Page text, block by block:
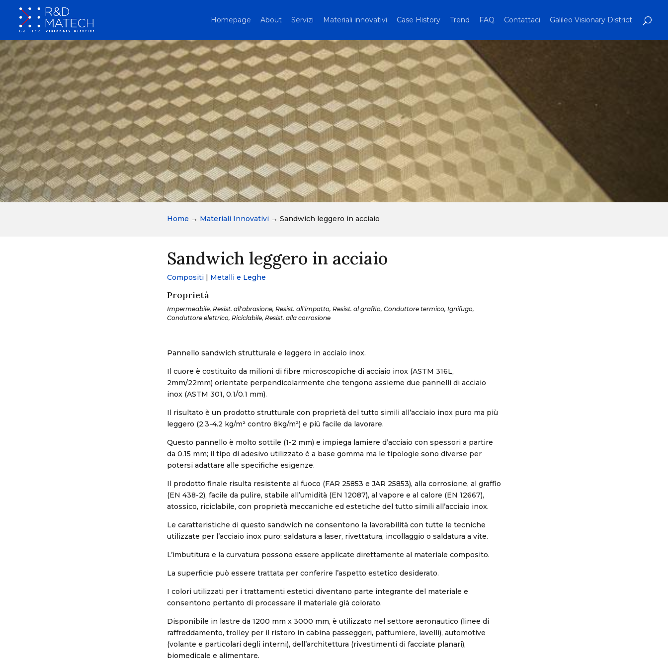
Homepage About Servizi Materiali innovativi Case History Trend FAQ Contattaci Galileo Visionary District
Home → Materiali Innovativi → Sandwich leggero in acciaio
Sandwich leggero in acciaio
Compositi | Metalli e Leghe
Proprietà
Impermeabile, Resist. all'abrasione, Resist. all'impatto, Resist. al graffio, Conduttore termico, Ignifugo,
Conduttore elettrico, Riciclabile, Resist. alla corrosione
Pannello sandwich strutturale e leggero in acciaio inox.
Il cuore è costituito da milioni di fibre microscopiche di acciaio inox (ASTM 316L,
2mm/22mm) orientate perpendicolarmente che tengono assieme due pannelli di acciaio
inox (ASTM 301, 0.1/0.1 mm).
Il risultato è un prodotto strutturale con proprietà del tutto simili all’acciaio inox puro ma più
leggero (2.3-4.2 kg/m² contro 8kg/m²) e più facile da lavorare.
Questo pannello è molto sottile (1-2 mm) e impiega lamiere d’acciaio con spessori a partire
da 0.15 mm; il tipo di adesivo utilizzato è a base gomma ma le tipologie sono diverse per
potersi adattare alle specifiche esigenze.
Il prodotto finale risulta resistente al fuoco (FAR 25853 e JAR 25853), alla corrosione, al graffio
(EN 438-2), facile da pulire, stabile all’umidità (EN 12087), al vapore e al calore (EN 12667),
atossico, riciclabile, con proprietà meccaniche ed estetiche del tutto simili all’acciaio inox.
Le caratteristiche di questo sandwich ne consentono la lavorabilità con tutte le tecniche
utilizzate per l’acciaio inox puro: saldatura a laser, rivettatura, incollaggio o saldatura a vite.
L’imbutitura e la curvatura possono essere applicate direttamente al materiale composito.
La superficie può essere trattata per conferire l’aspetto estetico desiderato.
I colori utilizzati per i trattamenti estetici diventano parte integrante del materiale e
consentono pertanto di processare il materiale già colorato.
Disponibile in lastre da 1200 mm x 3000 mm, è utilizzato nel settore aeronautico (linee di
raffreddamento, trolley per il ristoro in cabina passeggeri, pattumiere, lavelli), automotive
(volante e particolari degli interni), dell’architettura (rivestimenti di facciate planari),
biomedicale e alimentare.